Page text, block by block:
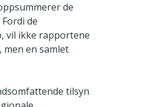
de
de
vil ikke rapportene
en samlet
tilsyn